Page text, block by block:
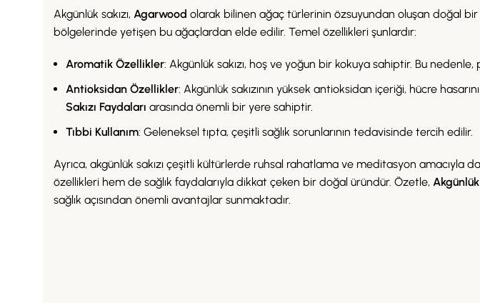
Akgünlük sakızı, Agarwood olarak bilinen ağaç türlerinin özsuyundan oluşan doğal
bölgelerinde yetişen bu ağaçlardan elde edilir. Temel özellikleri şunlardır:
Aromatik Özellikler: Akgünlük sakızı, hoş ve yoğun bir kokuya sahiptir. Bu
Antioksidan Özellikler: Akgünlük sakızının yüksek antioksidan içeriği, hücre
Sakızı Faydaları arasında önemli bir yere sahiptir.
Tıbbi Kullanım: Geleneksel tıpta, çeşitli sağlık sorunlarının tedavisinde tercih edilir.
Ayrıca, akgünlük sakızı çeşitli kültürlerde ruhsal rahatlama ve meditasyon amacıyla
özellikleri hem de sağlık faydalarıyla dikkat çeken bir doğal üründür. Özetle, Akgünlük
sağlık açısından önemli avantajlar sunmaktadır.